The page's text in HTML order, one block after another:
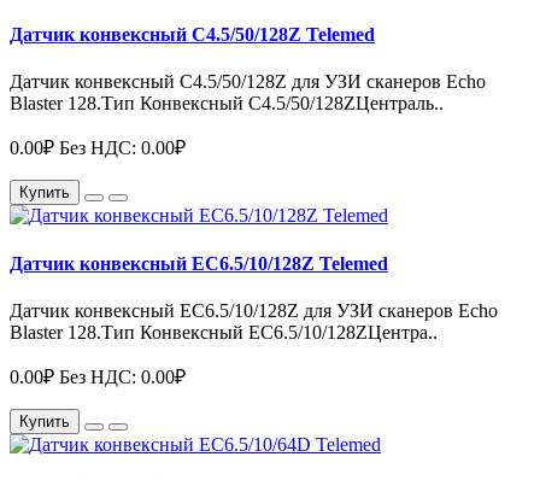
Датчик конвексный C4.5/50/128Z Telemed
Датчик конвексный C4.5/50/128Z для УЗИ сканеров Echo
Blaster 128.Тип Конвексный C4.5/50/128ZЦентраль..
0.00₽ Без НДС: 0.00₽
Купить
Датчик конвексный EC6.5/10/128Z Telemed
Датчик конвексный EC6.5/10/128Z для УЗИ сканеров Echo
Blaster 128.Тип Конвексный EC6.5/10/128ZЦентра..
0.00₽ Без НДС: 0.00₽
Купить